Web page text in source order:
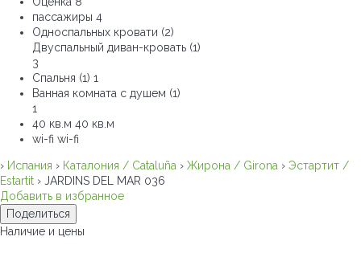
пассажиры 4
Односпальных кровати (2)
Двуспальный диван-кровать (1)
3
Спальня (1) 1
Ванная комната с душем (1)
1
40 кв.м 40 кв.м
wi-fi wi-fi
› Испания › Каталония / Cataluña › Жирона / Girona › Эстартит /
Estartit › JARDINS DEL MAR 036
Добавить в избранное
Поделиться
Наличие и цены